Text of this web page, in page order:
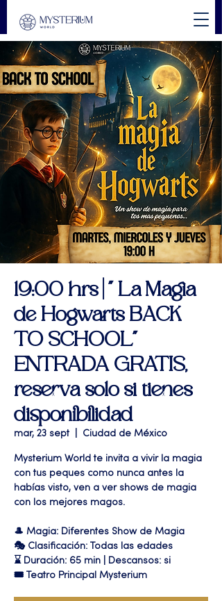
19:00 hrs | " La Magia
de Hogwarts BACK
TO SCHOOL"
ENTRADA GRATIS,
reserva solo si tienes
disponibilidad
mar, 23 sept Ciudad de México
Mysterium World te invita a vivir la magia
con tus peques como nunca antes la
habías visto, ven a ver shows de magia
con los mejores magos.
🎩 Magia: Diferentes Show de Magia
🎭 Clasificación: Todas las edades
⌛ Duración: 65 min | Descansos: si
🎟 Teatro Principal Mysterium